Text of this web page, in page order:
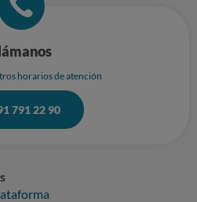
horarios de atención
791 22 90